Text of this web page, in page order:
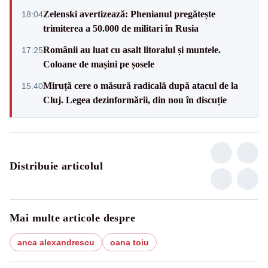
18:04Zelenski avertizează: Phenianul pregătește
trimiterea a 50.000 de militari în Rusia
17:25Românii au luat cu asalt litoralul și muntele.
Coloane de mașini pe șosele
15:40Miruță cere o măsură radicală după atacul de la
Cluj. Legea dezinformării, din nou în discuție
Distribuie articolul
Mai multe articole despre
anca alexandrescu oana toiu